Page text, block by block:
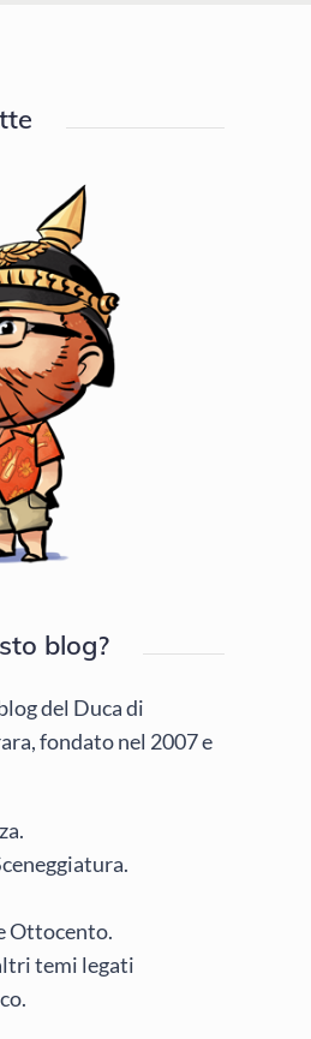
blog?
del Duca di
fondato nel 2007 e
Ottocento.
temi legati